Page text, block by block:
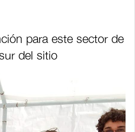
para este sector de
del sitio